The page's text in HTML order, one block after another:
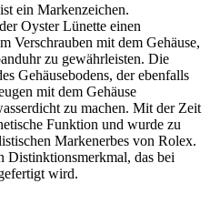
ist ein Markenzeichen.
Oyster Lünette einen
Verschrauben mit dem Gehäuse­,
zu gewährleisten. Die
Gehäuse­bodens, der ebenfalls
mit dem Gehäuse
zu machen. Mit der Zeit
Funktion und wurde zu
Markenerbes von Rolex.
Distinktions­merkmal, das bei
wird.